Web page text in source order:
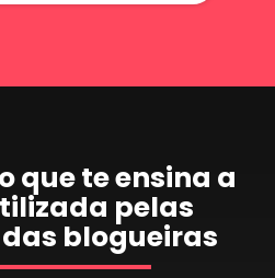
que te ensina a
pelas
blogueiras